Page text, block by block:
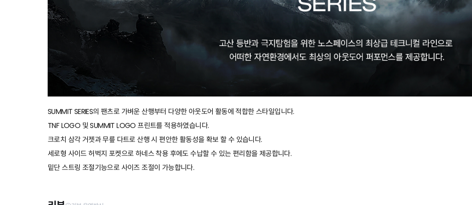
SUMMIT SERIES의 팬츠로 가벼운 산행부터 다양한 아웃도어 활동에 적합한 스타일입니다.
TNF LOGO 및 SUMMIT LOGO 프린트를 적용하였습니다.
크로치 삼각 거젯과 무릎 다트로 산행 시 편안한 활동성을 확보 할 수 있습니다.
세로형 사이드 허벅지 포켓으로 하네스 착용 후에도 수납할 수 있는 편리함을 제공합니다.
밑단 스트링 조절기능으로 사이즈 조절이 가능합니다.